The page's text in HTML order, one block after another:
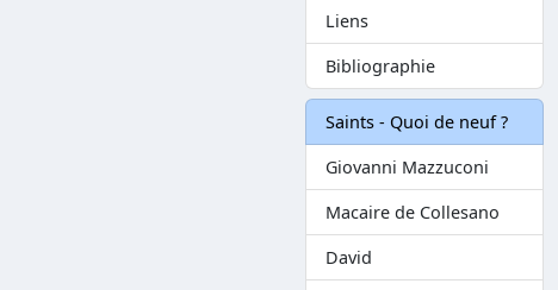
Liens
Bibliographie
Saints - Quoi de neuf ?
Giovanni Mazzuconi
Macaire de Collesano
David